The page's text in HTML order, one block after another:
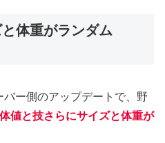
体重がランダム
ー側のアップデートで、野
値と技さらにサイズと体重が